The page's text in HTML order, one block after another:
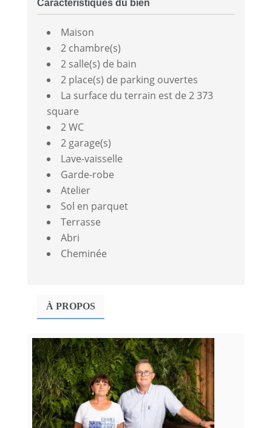
Caractéristiques du bien
Maison
2 chambre(s)
2 salle(s) de bain
2 place(s) de parking ouvertes
La surface du terrain est de 2 373
square
2 WC
2 garage(s)
Lave-vaisselle
Garde-robe
Atelier
Sol en parquet
Terrasse
Abri
Cheminée
À PROPOS